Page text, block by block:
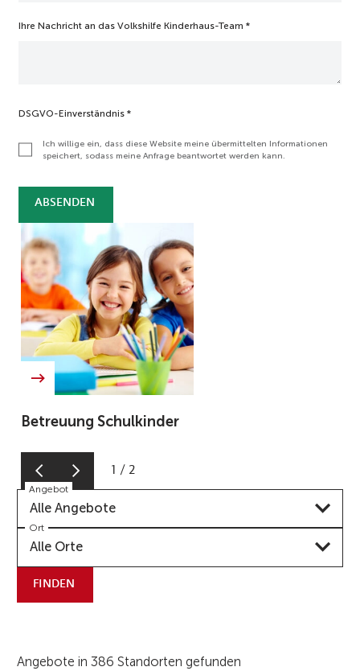
Ihre Nachricht an das Volkshilfe Kinderhaus-Team *
DSGVO-Einverständnis *
Ich willige ein, dass diese Website meine übermittelten Informationen
speichert, sodass meine Anfrage beantwortet werden kann.
ABSENDEN
Betreuung Schulkinder
1 / 2
Angebot
Alle Angebote
Ort
Alle Orte
FINDEN
Angebote in 386 Standorten gefunden